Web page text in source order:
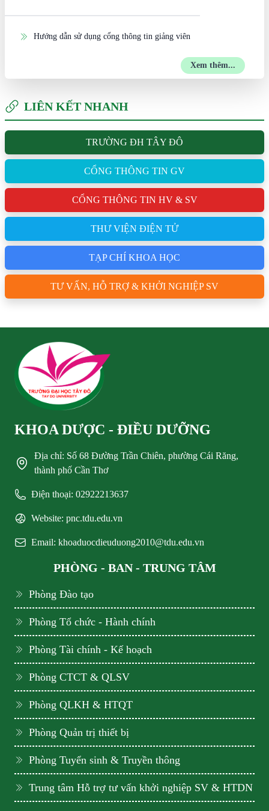
Hướng dẫn sử dụng cổng thông tin giảng viên
Xem thêm...
LIÊN KẾT NHANH
TRƯỜNG ĐH TÂY ĐÔ
CỔNG THÔNG TIN GV
CỔNG THÔNG TIN HV & SV
THƯ VIỆN ĐIỆN TỬ
TẠP CHÍ KHOA HỌC
TƯ VẤN, HỖ TRỢ & KHỞI NGHIỆP SV
KHOA DƯỢC - ĐIỀU DƯỠNG
Địa chỉ: Số 68 Đường Trần Chiên, phường Cái Răng,
thành phố Cần Thơ
Điện thoại: 02922213637
Website: pnc.tdu.edu.vn
Email: khoaduocdieuduong2010@tdu.edu.vn
PHÒNG - BAN - TRUNG TÂM
Phòng Đào tạo
Phòng Tổ chức - Hành chính
Phòng Tài chính - Kế hoạch
Phòng CTCT & QLSV
Phòng QLKH & HTQT
Phòng Quản trị thiết bị
Phòng Tuyển sinh & Truyền thông
Trung tâm Hỗ trợ tư vấn khởi nghiệp SV & HTDN